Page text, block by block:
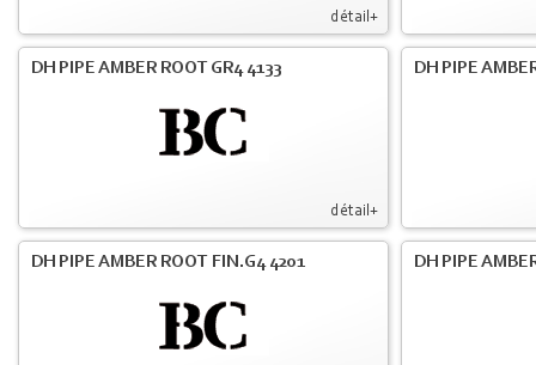
détail+
détail+
DH PIPE AMBER ROOT GR4 4133 DH PIPE
DH PIPE AMBER ROOT FIN.G4 4201 DH PIPE